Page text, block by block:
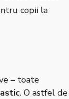
copii la
– toate
. O astfel de